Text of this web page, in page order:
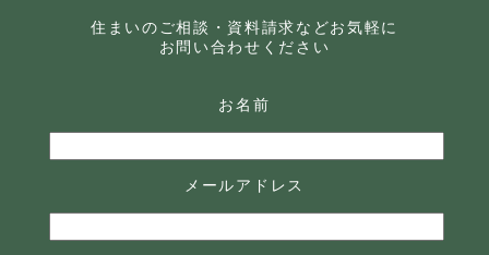
住まいのご相談・資料請求などお気軽に
お問い合わせください
お名前
メールアドレス